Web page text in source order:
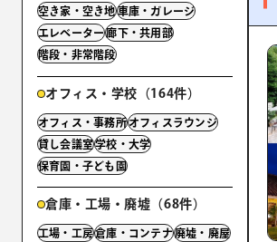
空き家・空き地車庫・ガレージ
エレベーター廊下・共用部
階段・非常階段
オフィス・学校（164件）
オフィス・事務所オフィスラウンジ
貸し会議室学校・大学
保育園・子ども園
倉庫・工場・廃墟（68件）
工場・工房倉庫・コンテナ廃墟・廃屋